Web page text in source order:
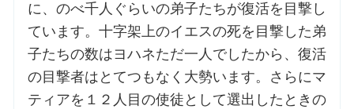
に、のべ千人ぐらいの弟子たちが復活を目撃し
ています。十字架上のイエスの死を目撃した弟
子たちの数はヨハネただ一人でしたから、復活
の目撃者はとてつもなく大勢います。さらにマ
ティアを１２人目の使徒として選出したときの